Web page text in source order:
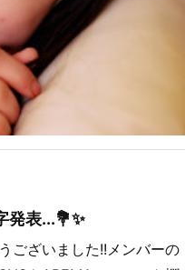
発表...💐✨
ございました!!メンバーの